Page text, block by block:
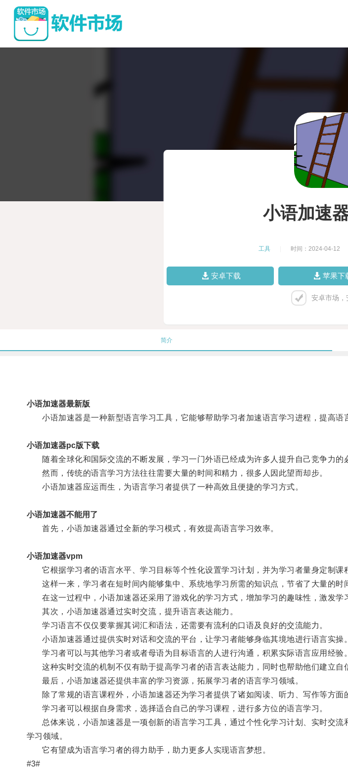
小语加速
工具 时间：2024-04-12
安卓下载 苹果下
安卓市场，
简介
小语加速器最新版
小语加速器是一种新型语言学习工具，它能够帮助学习者加速语言学习进程，提高语
小语加速器pc版下载
随着全球化和国际交流的不断发展，学习一门外语已经成为许多人提升自己竞争力的
然而，传统的语言学习方法往往需要大量的时间和精力，很多人因此望而却步。
小语加速器应运而生，为语言学习者提供了一种高效且便捷的学习方式。
小语加速器不能用了
首先，小语加速器通过全新的学习模式，有效提高语言学习效率。
小语加速器vpm
它根据学习者的语言水平、学习目标等个性化设置学习计划，并为学习者量身定制课
这样一来，学习者在短时间内能够集中、系统地学习所需的知识点，节省了大量的时
在这一过程中，小语加速器还采用了游戏化的学习方式，增加学习的趣味性，激发学
其次，小语加速器通过实时交流，提升语言表达能力。
学习语言不仅仅要掌握其词汇和语法，还需要有流利的口语及良好的交流能力。
小语加速器通过提供实时对话和交流的平台，让学习者能够身临其境地进行语言实操。
学习者可以与其他学习者或者母语为目标语言的人进行沟通，积累实际语言应用经验。
这种实时交流的机制不仅有助于提高学习者的语言表达能力，同时也帮助他们建立自
最后，小语加速器还提供丰富的学习资源，拓展学习者的语言学习领域。
除了常规的语言课程外，小语加速器还为学习者提供了诸如阅读、听力、写作等方面
学习者可以根据自身需求，选择适合自己的学习课程，进行多方位的语言学习。
总体来说，小语加速器是一项创新的语言学习工具，通过个性化学习计划、实时交流
学习领域。
它有望成为语言学习者的得力助手，助力更多人实现语言梦想。
#3#